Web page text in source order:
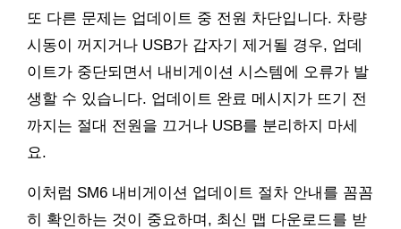
또 다른 문제는 업데이트 중 전원 차단입니다. 차량
시동이 꺼지거나 USB가 갑자기 제거될 경우, 업데
이트가 중단되면서 내비게이션 시스템에 오류가 발
생할 수 있습니다. 업데이트 완료 메시지가 뜨기 전
까지는 절대 전원을 끄거나 USB를 분리하지 마세
요.
이처럼 SM6 내비게이션 업데이트 절차 안내를 꼼꼼
히 확인하는 것이 중요하며, 최신 맵 다운로드를 받